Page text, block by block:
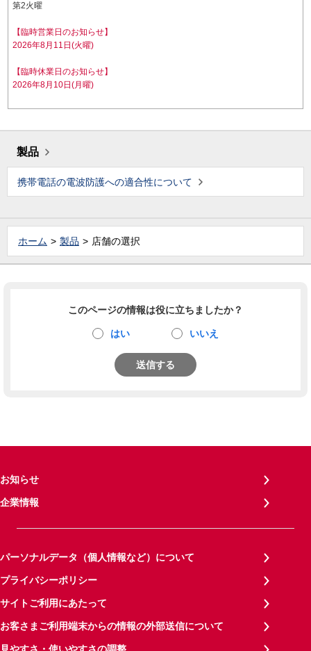
第2火曜
【臨時営業日のお知らせ】
2026年8月11日(火曜)
【臨時休業日のお知らせ】
2026年8月10日(月曜)
製品
携帯電話の電波防護への適合性について
ホーム 製品 店舗の選択
このページの情報は役に立ちましたか？
はい いいえ
送信する
お知らせ
企業情報
パーソナルデータ（個人情報など）について
プライバシーポリシー
サイトご利用にあたって
お客さまご利用端末からの情報の外部送信について